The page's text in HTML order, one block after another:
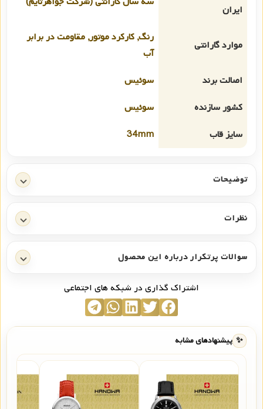
ایران
موارد گارانتی
رنگ, کارکرد موتور, مقاومت در برابر
آب
اصالت برند
سوئیس
کشور سازنده
سوئیس
سایز قاب
34mm
توضیحات
نظرات
سوالات پرتکرار درباره این محصول
اشتراک گذاری در شبکه های اجتماعی
✨ پیشنهادهای مشابه